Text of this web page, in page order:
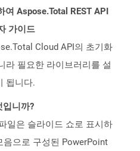
여 Aspose.Total REST API
가이드
Cloud API의 초기화
라 필요한 라이브러리를 설
됩니다.
입니까?
일은 슬라이드 쇼로 표시하
음으로 구성된 PowerPoint